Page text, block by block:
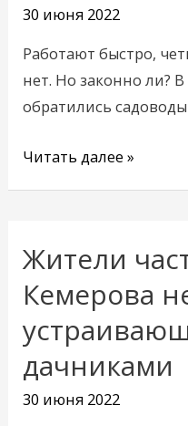
30 июня 2022
Работают быстро,
нет. Но законно ли?
обратились
кузбасских
садоводов
Читать далее »
Жители
Кемерова
дачниками
30 июня 2022
Жители
сектора
Кемерова
недовольны
устраивающими
свалки